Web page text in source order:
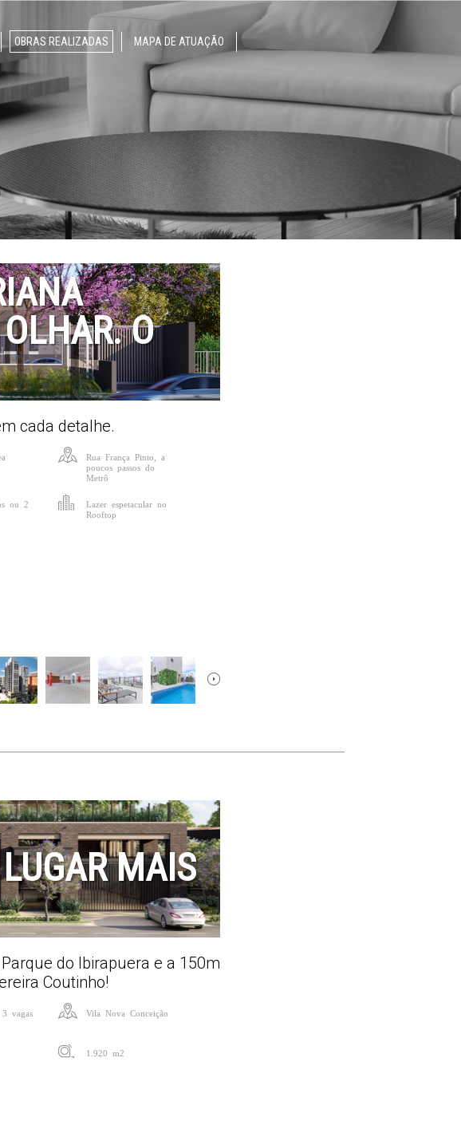
OBRAS REALIZADAS
MAPA DE ATUAÇÃO
O
cada detalhe.
Rua França Pinto, a
poucos passos do
Metrô
ou 2
Lazer espetacular no
Rooftop
MAIS
do Ibirapuera e a 150m
Coutinho!
vagas Vila Nova Conceição
1.920 m2